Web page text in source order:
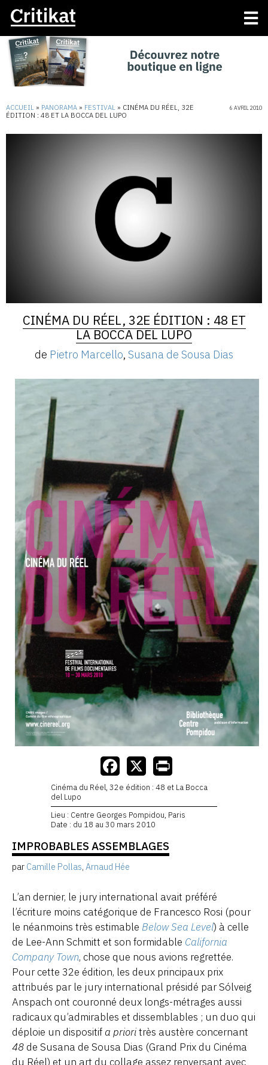
ACCUEIL » PANORAMA » FESTIVAL » CINÉMA DU RÉEL, 32E
ÉDITION : 48 ET LA BOCCA DEL LUPO
6 AVRIL 2010
CINÉMA DU RÉEL, 32E ÉDITION : 48 ET
LA BOCCA DEL LUPO
de Pietro Marcello, Susana de Sousa Dias
Cinéma du Réel, 32e édition : 48 et La Bocca
del Lupo
Lieu : Centre Georges Pompidou, Paris
Date : du 18 au 30 mars 2010
IMPROBABLES ASSEMBLAGES
par Camille Pollas, Arnaud Hée
L’an dernier, le jury international avait préféré
l’écriture moins catégorique de Francesco Rosi (pour
le néanmoins très estimable Below Sea Level) à celle
de Lee-Ann Schmitt et son formidable California
Company Town, chose que nous avions regrettée.
Pour cette 32e édition, les deux principaux prix
attribués par le jury international présidé par Sólveig
Anspach ont couronné deux longs-métrages aussi
radicaux qu’admirables et dissemblables ; un duo qui
déploie un dispositif a prioritrès austère concernant
48 de Susana de Sousa Dias (Grand Prix du Cinéma
du Réel) et un art du collage assez renversant avec